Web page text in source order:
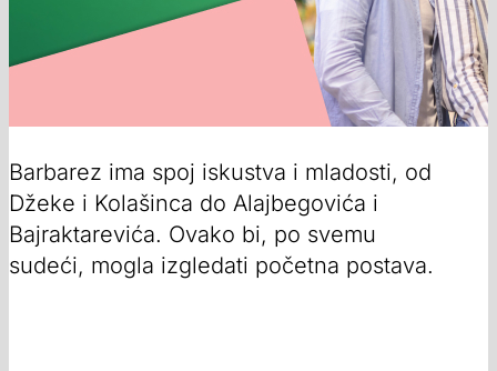
Barbarez ima spoj iskustva i mladosti, od
Džeke i Kolašinca do Alajbegovića i
Bajraktarevića. Ovako bi, po svemu
sudeći, mogla izgledati početna postava.